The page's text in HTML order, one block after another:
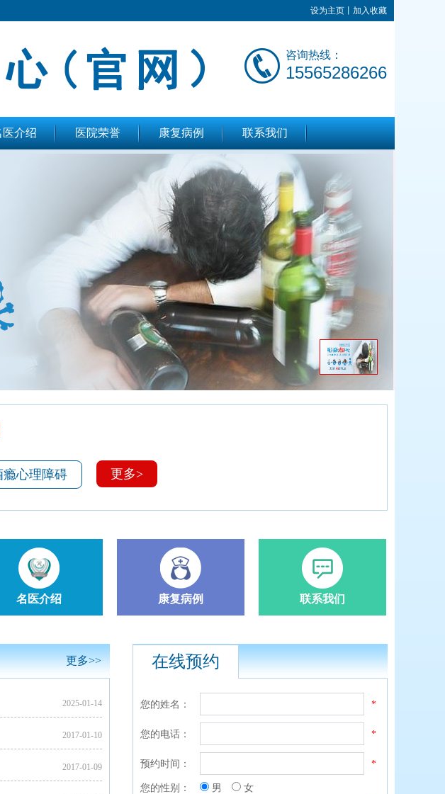
设为主页 加入收藏
咨询热线：
15565286266
医介绍 医院荣誉 康复病例 联系我们
瘾心理障碍 更多>
名医介绍 康复病例 联系我们
更多>>
2025-01-14
2017-01-10
2017-01-09
在线预约
您的姓名： *
您的电话： *
预约时间： *
您的性别： 男 女